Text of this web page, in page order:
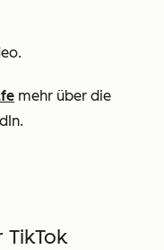
mehr über die
TikTok